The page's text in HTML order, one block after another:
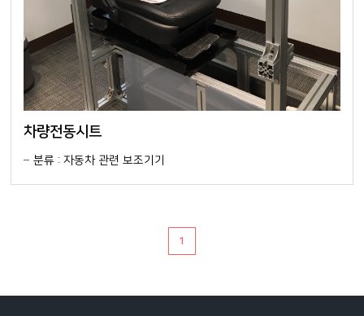
차량전동시트
분류 : 자동차 관련 보조기기
1